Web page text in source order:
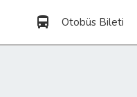
directions_bus Otobüs Bileti